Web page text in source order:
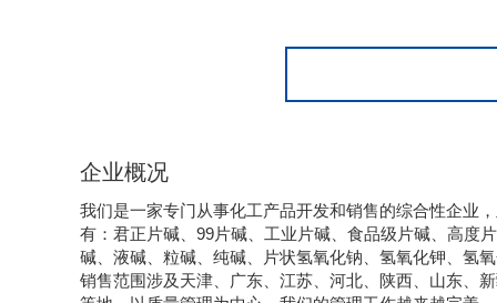
企业概况
我们是一家专门从事化工产品开发和销售的综合性企业
有：君正片碱、99片碱、工业片碱、食品级片碱、高度
碱、液碱、粒碱、纯碱、片状氢氧化钠、氢氧化钾、氢
销售范围涉及天津、广东、江苏、河北、陕西、山东、